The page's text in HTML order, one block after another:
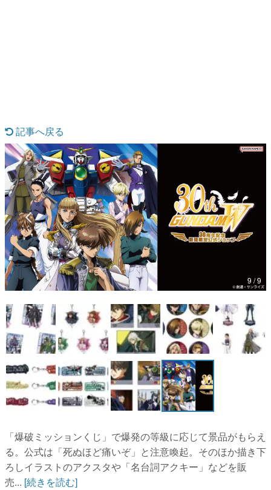
マンガ
女性向け
アプリレビュー
その他
電ファミニコゲーマーとは？
運営：株式会社マレ
記事へ戻る
9 / 9
「爆破ミッションくじ」で爆発の等級に応じて景品がもらえ
る。公式は「死ぬほど痛いぞ」と注意喚起。そのほか描き下
ろしイラストのアクスタや「名台詞アクキー」などを販
売... [続きを読む]